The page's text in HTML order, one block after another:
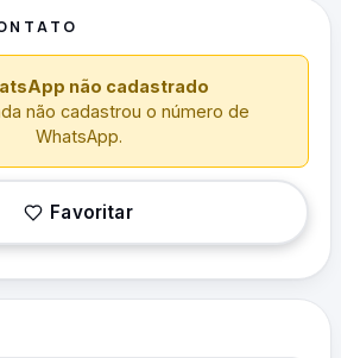
não cadastrado
não cadastrou o número de
WhatsApp.
Favoritar